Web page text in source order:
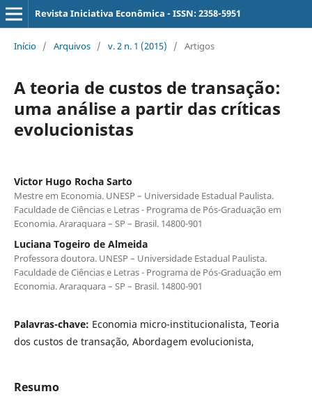
Revista Iniciativa Econômica - ISSN: 2358-5951
Início / Arquivos / v. 2 n. 1 (2015) / Artigos
A teoria de custos de transação:
uma análise a partir das críticas
evolucionistas
Victor Hugo Rocha Sarto
Mestre em Economia. UNESP – Universidade Estadual Paulista.
Faculdade de Ciências e Letras - Programa de Pós-Graduação em
Economia. Araraquara – SP – Brasil. 14800-901
Luciana Togeiro de Almeida
Professora doutora. UNESP – Universidade Estadual Paulista.
Faculdade de Ciências e Letras - Programa de Pós-Graduação em
Economia. Araraquara – SP – Brasil. 14800-901
Palavras-chave: Economia micro-institucionalista, Teoria
dos custos de transação, Abordagem evolucionista,
Resumo